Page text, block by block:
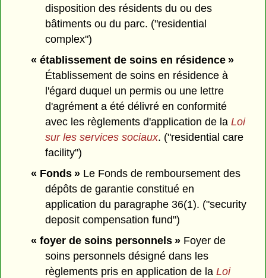
disposition des résidents du ou des
bâtiments ou du parc. ("residential
complex")
« établissement de soins en résidence »
Établissement de soins en résidence à
l'égard duquel un permis ou une lettre
d'agrément a été délivré en conformité
avec les règlements d'application de laLoi
sur les services sociaux. ("residential care
facility")
« Fonds »Le Fonds de remboursement des
dépôts de garantie constitué en
application du paragraphe 36(1). ("security
deposit compensation fund")
« foyer de soins personnels »Foyer de
soins personnels désigné dans les
règlements pris en application de laLoi